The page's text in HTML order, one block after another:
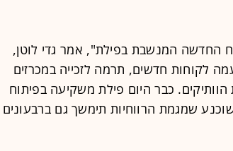
החדשה המנשבת בפילת", אמר גדי לוטן,
לקוחות חדשים, תרמה לזכייה במכרזים
כבר היום פילת משקיעה בפיתוח
שמגמת הרווחיות תימשך גם ברבעונים